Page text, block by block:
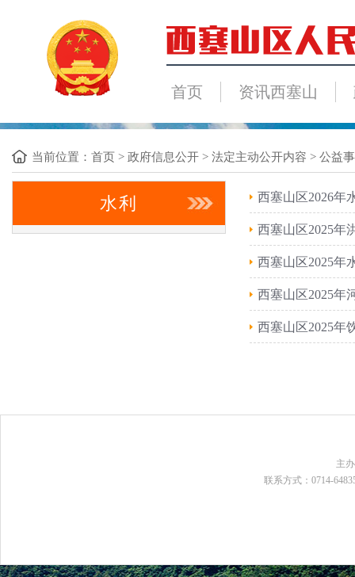
首页 资讯西塞山
当前位置： 首页 > 政府信息公开 > 法定主动公开内容 > 公益
水利 西塞山区2026年
西塞山区2025年
西塞山区2025年
西塞山区2025年
西塞山区2025年
主
联系方式：0714-